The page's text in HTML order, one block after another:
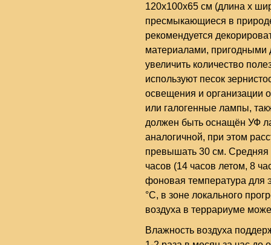
120х100х65 см (длина х
пресмыкающиеся в
рекомендуется
материалами, пригодными
увеличить количество
используют песок
освещения и организации
или галогенные лампы,
должен быть оснащён УФ
аналогичной, при этом
превышать 30 см. Средняя
часов (14 часов летом, 8
фоновая температура для
°C, в зоне локального
воздуха в террариуме
Влажность воздуха